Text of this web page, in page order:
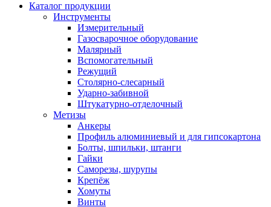
Каталог продукции
Инструменты
Измерительный
Газосварочное оборудование
Малярный
Вспомогательный
Режущий
Столярно-слесарный
Ударно-забивной
Штукатурно-отделочный
Метизы
Анкеры
Профиль алюминиевый и для гипсокартона
Болты, шпильки, штанги
Гайки
Саморезы, шурупы
Крепёж
Хомуты
Винты